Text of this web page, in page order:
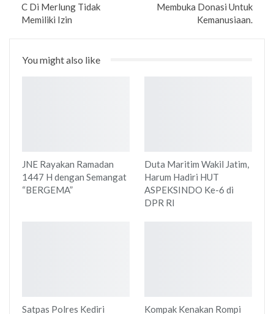
C Di Merlung Tidak
Memiliki Izin
Membuka Donasi Untuk
Kemanusiaan.
You might also like
JNE Rayakan Ramadan
1447 H dengan Semangat
“BERGEMA”
Duta Maritim Wakil Jatim,
Harum Hadiri HUT
ASPEKSINDO Ke-6 di
DPR RI
Satpas Polres Kediri Kompak Kenakan Rompi